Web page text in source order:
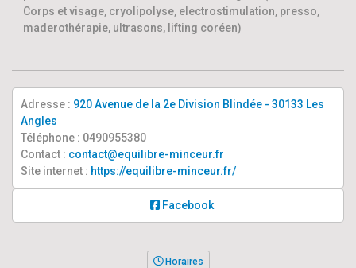
Corps et visage, cryolipolyse, electrostimulation, presso,
maderothérapie, ultrasons, lifting coréen)
Adresse : 920 Avenue de la 2e Division Blindée - 30133 Les
Angles
Téléphone : 0490955380
Contact : contact@equilibre-minceur.fr
Site internet : https://equilibre-minceur.fr/
Facebook
Horaires